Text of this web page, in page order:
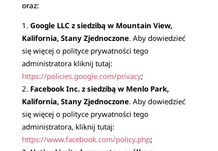
oraz:
Google LLC z siedzibą w Mountain View,
Kalifornia, Stany Zjednoczone. Aby dowiedzieć
się więcej o polityce prywatności tego
administratora kliknij tutaj:
https://policies.google.com/privacy;
Facebook Inc. z siedzibą w Menlo Park,
Kalifornia, Stany Zjednoczone. Aby dowiedzieć
się więcej o polityce prywatności tego
administratora, kliknij tutaj:
https://www.facebook.com/policy.php;